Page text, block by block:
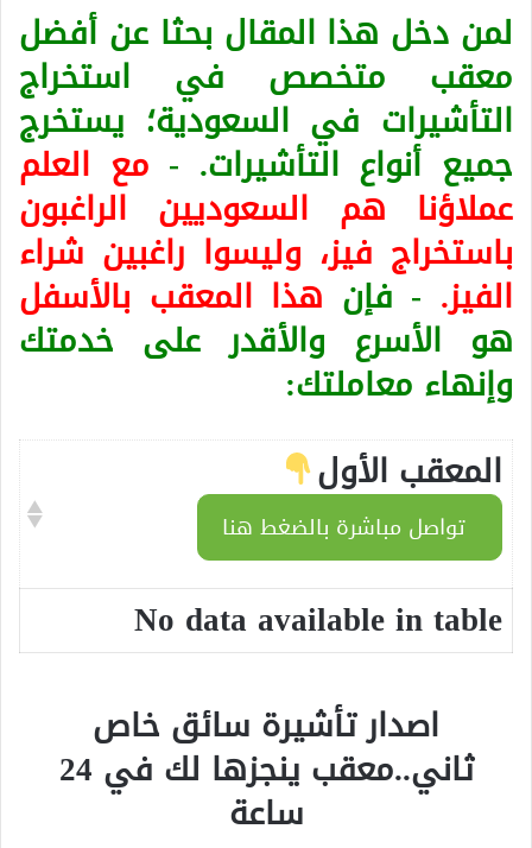
لمن دخل هذا المقال بحثا عن أفضل
معقب متخصص في استخراج
التأشيرات في السعودية؛ يستخرج
جميع أنواع التأشيرات. - مع العلم
عملاؤنا هم السعوديين الراغبون
باستخراج فيز، وليسوا راغبين شراء
الفيز. - فإن هذا المعقب بالأسفل
هو الأسرع والأقدر على خدمتك
وإنهاء معاملتك:
المعقب الأول
تواصل مباشرة بالضغط هنا
No data available in table
اصدار تأشيرة سائق خاص
ثاني..معقب ينجزها لك في 24
ساعة